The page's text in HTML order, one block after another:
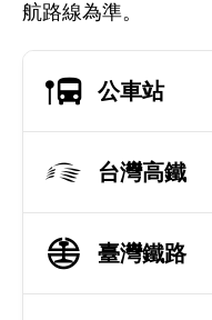
航路線為準。
公車站
台灣高鐵
臺灣鐵路